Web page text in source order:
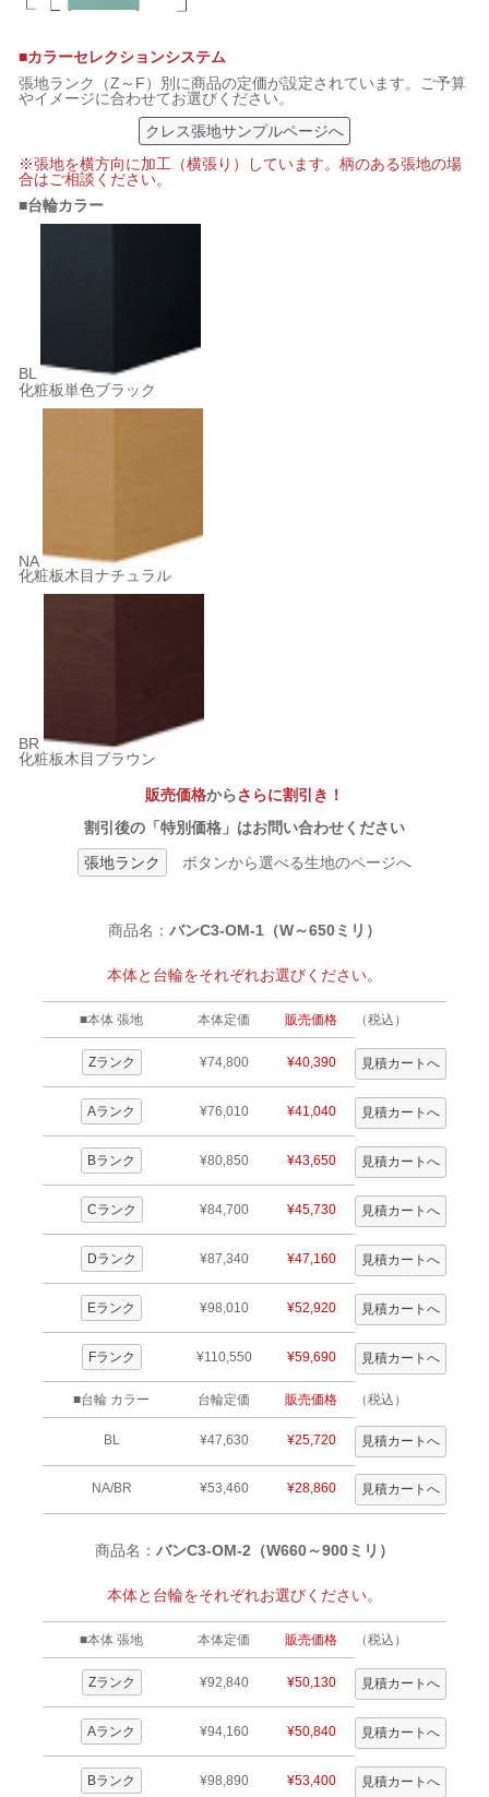
■カラーセレクションシステム
張地ランク（Z～F）別に商品の定価が設定されています。ご予算
やイメージに合わせてお選びください。
クレス張地サンプルページへ
※張地を横方向に加工（横張り）しています。柄のある張地の場
合はご相談ください。
■台輪カラー
BL
化粧板単色ブラック
NA
化粧板木目ナチュラル
BR
化粧板木目ブラウン
販売価格からさらに割引き！
割引後の「特別価格」はお問い合わせください
張地ランク
ボタンから選べる生地のページへ
商品名： バンC3-OM-1（W～650ミリ）
本体と台輪をそれぞれお選びください。
■本体 張地 本体定価 販売価格 （税込）
Zランク ¥74,800 ¥40,390
Aランク ¥76,010 ¥41,040
Bランク ¥80,850 ¥43,650
Cランク ¥84,700 ¥45,730
Dランク ¥87,340 ¥47,160
Eランク ¥98,010 ¥52,920
Fランク ¥110,550 ¥59,690
■台輪 カラー 台輪定価 販売価格 （税込）
BL ¥47,630 ¥25,720
NA/BR ¥53,460 ¥28,860
商品名： バンC3-OM-2（W660～900ミリ）
本体と台輪をそれぞれお選びください。
■本体 張地 本体定価 販売価格 （税込）
Zランク ¥92,840 ¥50,130
Aランク ¥94,160 ¥50,840
Bランク ¥98,890 ¥53,400